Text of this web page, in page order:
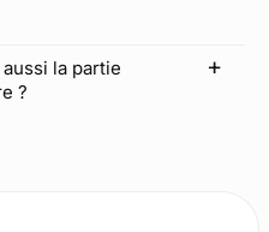
la partie
?